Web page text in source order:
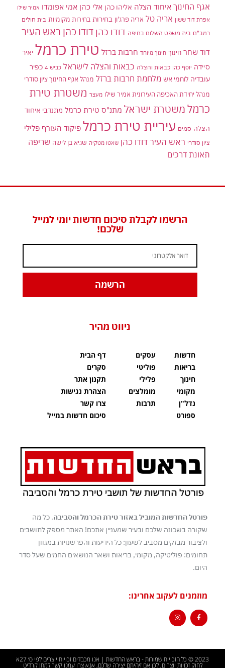
אגף החינוך איחוד הצלה אליהו כהן אלי כהן אמי אפומדו אמיר שילו
אפרת דוד ששון אריה טל אריה פרג'ון בחירות בחירות מקומיות בית חולים
רמב"ם בית משפט השלום בחיפה דודו כהן דודו כהן ראש העיר
דוד שחר חינוך חינוך מיוחד חרבות ברזל טירת כרמל יאיר
סיידה יוסף כהן כבאות והצלה כבאות והצלה לישראל כביש 4
כפיר
עובדיה לוחמי אש מלחמת חרבות ברזל מנהל אגף החינוך ציון סודרי
מנהל יחידת האכיפה העירונית אמיר שילו מעצר משטרת טירת
כרמלמשטרת ישראל מתנ"ס טירת כרמל מתנדבי איחוד
הצלה סמים עיריית טירת כרמל פיקוד העורף פלילי
ציון סודרי ראש העיר דודו כהן שאטו מטקיה שגיא בן לישה שריפה
תאונת דרכים
הרשמו לקבלת סיכום חדשות יומי למייל
שלכם!
הרשמה
ניווט מהיר
חדשות
בריאות
חינוך
מקומי
נדל"ן
ספורט
עסקים
פוליטי
פלילי
מומלצים
תרבות
דף הבית
סקרים
תקנון אתר
הצהרת נגישות
צרו קשר
סיכום חדשות במייל
פורטל החדשות המוביל באזור טירת הכרמל והסביבה. כל מה
שקורה בשכונה שלכם ובעיר שמעניין אתכם! האתר מספק לתושבים
ולציבור מבזקים מסביב לשעון: כל הידיעות והפרשנויות במגוון
תחומים: פוליטיקה, מקומי, בריאות ושאר הנושאים החמים שעל סדר
היום.
מוזמנים לעקוב אחרינו:
2023 © כל הזכויות שמורות - בראש החדשות | אנו מכבדים זכויות יוצרים לפי ס׳ 27א
לחוק זכויות יוצרים, לכן אם זיהיתם יצירה שלכם, אנא צרו עמנו קשר למתן קרדיט